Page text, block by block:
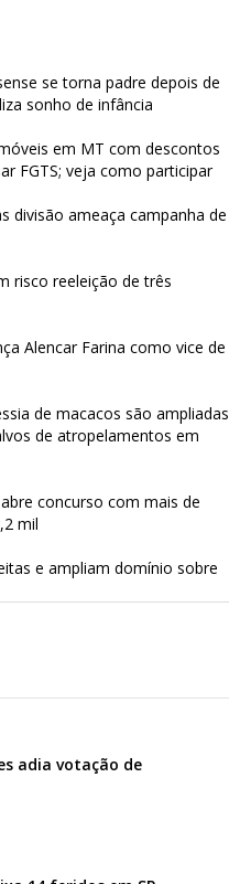
se torna padre depois de
sonho de infância
em MT com descontos
FGTS; veja como participar
divisão ameaça campanha de
risco reeleição de três
Alencar Farina como vice de
de macacos são ampliadas
de atropelamentos em
concurso com mais de
mil
e ampliam domínio sobre
adia votação de